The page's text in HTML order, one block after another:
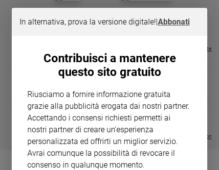
Ambiente
€ 34,80 € 21,90 37%
€ 104,00 € 83,00 20%
GBABY
Visualizza tutte le riviste
LE GRANDI BASILICHE ITALIANE
- VOL DA 1 AL 5
DIARIO G 2026-27
€ 8,90
- € 8,90
1 - 2
Visualizza tutte le collection
In alternativa, prova la versione digitale!|Abbonati
Contribuisci a mantenere
questo sito gratuito
Riusciamo a fornire informazione gratuita
grazie alla pubblicità erogata dai nostri partner.
Accettando i consensi richiesti permetti ai
nostri partner di creare un'esperienza
personalizzata ed offrirti un miglior servizio.
Avrai comunque la possibilità di revocare il
consenso in qualunque momento.